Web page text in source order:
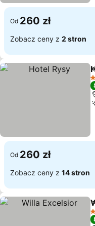
Od 260 zł
Zobacz ceny z 2 stron
Od 260 zł
Zobacz ceny z 14 stron